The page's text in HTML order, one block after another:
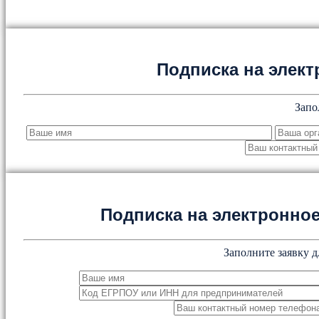
Подписка на
Подписка на
Заполните заявку